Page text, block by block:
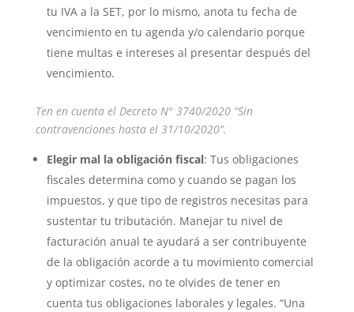
tu IVA a la SET, por lo mismo, anota tu fecha de
vencimiento en tu agenda y/o calendario porque
tiene multas e intereses al presentar después del
vencimiento.
Ten en cuenta el Decreto N° 3740/2020 “Sin
contravenciones hasta el 31/10/2020”.
Elegir mal la obligación fiscal: Tus obligaciones
fiscales determina como y cuando se pagan los
impuestos, y que tipo de registros necesitas para
sustentar tu tributación. Manejar tu nivel de
facturación anual te ayudará a ser contribuyente
de la obligación acorde a tu movimiento comercial
y optimizar costes, no te olvides de tener en
cuenta tus obligaciones laborales y legales. “Una